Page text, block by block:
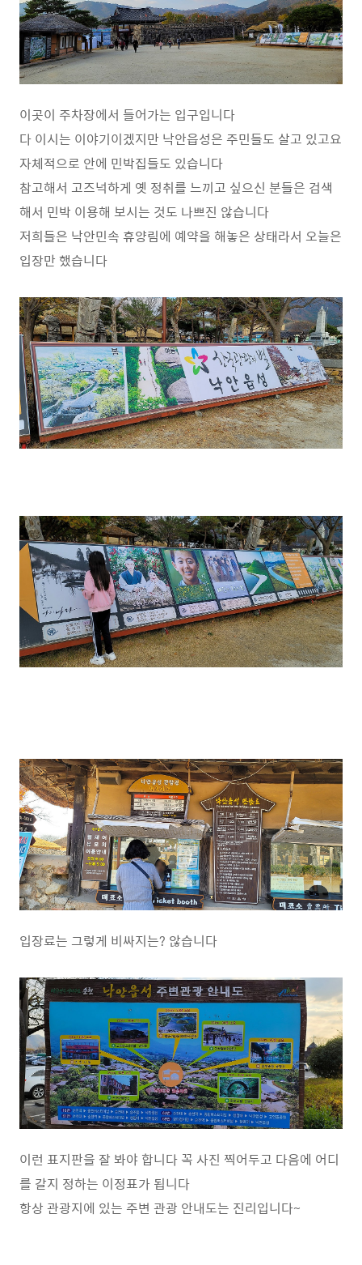
이곳이 주차장에서 들어가는 입구입니다
다 이시는 이야기이겠지만 낙안읍성은 주민들도 살고 있고요
자체적으로 안에 민박집들도 있습니다
참고해서 고즈넉하게 옛 정취를 느끼고 싶으신 분들은 검색
해서 민박 이용해 보시는 것도 나쁘진 않습니다
저희들은 낙안민속 휴양림에 예약을 해놓은 상태라서 오늘은
입장만 했습니다
입장료는 그렇게 비싸지는? 않습니다
이런 표지판을 잘 봐야 합니다 꼭 사진 찍어두고 다음에 어디
를 갈지 정하는 이정표가 됩니다
항상 관광지에 있는 주변 관광 안내도는 진리입니다~